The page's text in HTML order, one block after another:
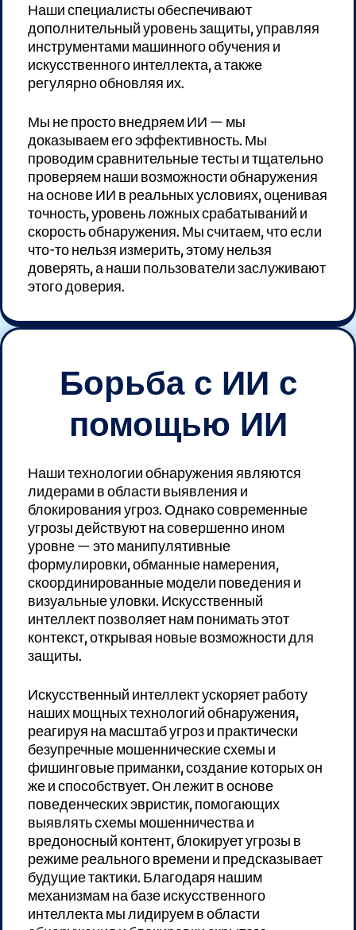
Наши специалисты обеспечивают
дополнительный уровень защиты, управляя
инструментами машинного обучения и
искусственного интеллекта, а также
регулярно обновляя их.
Мы не просто внедряем ИИ — мы
доказываем его эффективность. Мы
проводим сравнительные тесты и тщательно
проверяем наши возможности обнаружения
на основе ИИ в реальных условиях, оценивая
точность, уровень ложных срабатываний и
скорость обнаружения. Мы считаем, что если
что-то нельзя измерить, этому нельзя
доверять, а наши пользователи заслуживают
этого доверия.
Борьба с ИИ с
помощью ИИ
Наши технологии обнаружения являются
лидерами в области выявления и
блокирования угроз. Однако современные
угрозы действуют на совершенно ином
уровне — это манипулятивные
формулировки, обманные намерения,
скоординированные модели поведения и
визуальные уловки. Искусственный
интеллект позволяет нам понимать этот
контекст, открывая новые возможности для
защиты.
Искусственный интеллект ускоряет работу
наших мощных технологий обнаружения,
реагируя на масштаб угроз и практически
безупречные мошеннические схемы и
фишинговые приманки, создание которых он
же и способствует. Он лежит в основе
поведенческих эвристик, помогающих
выявлять схемы мошенничества и
вредоносный контент, блокирует угрозы в
режиме реального времени и предсказывает
будущие тактики. Благодаря нашим
механизмам на базе искусственного
интеллекта мы лидируем в области